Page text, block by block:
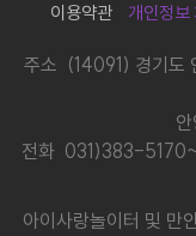
이용약관 개인정보
주소 (14091) 경기도
전화 031)383-
아이사랑놀이터 및 만